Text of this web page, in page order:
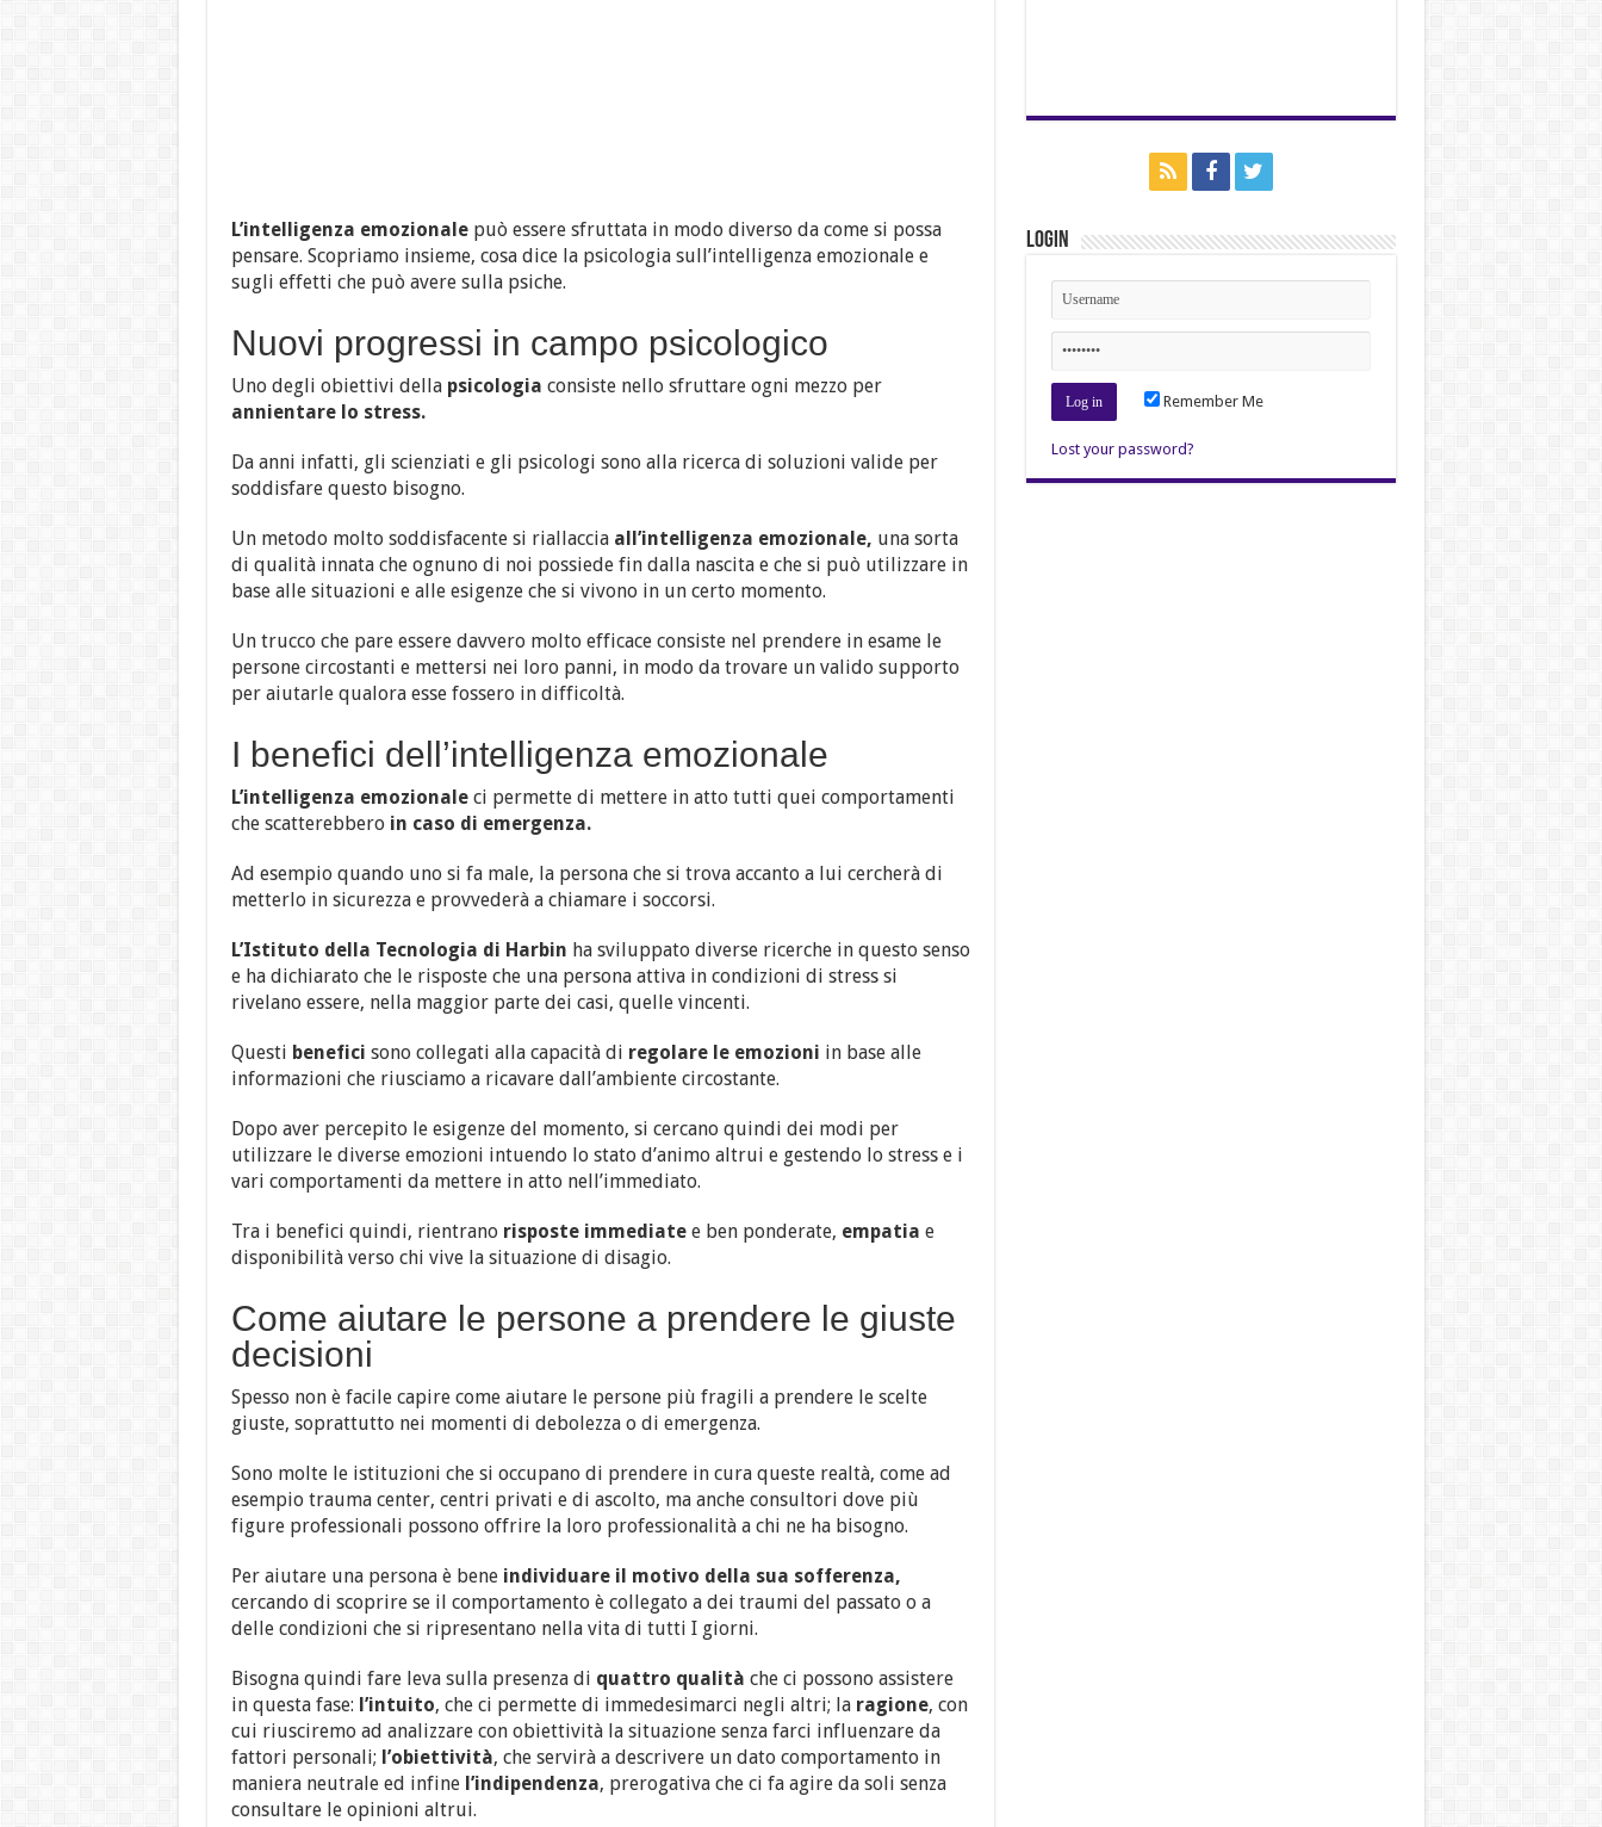
L’intelligenza emozionalepuò essere sfruttata in modo diverso da come si possa
pensare. Scopriamo insieme, cosa dice la psicologia sull’intelligenza emozionale e
sugli effetti che può avere sulla psiche.
Nuovi progressi in campo psicologico
Uno degli obiettivi della psicologia consiste nello sfruttare ogni mezzo per
annientare lo stress.
Da anni infatti, gli scienziati e gli psicologi sono alla ricerca di soluzioni valide per
soddisfare questo bisogno.
Un metodo molto soddisfacente si riallaccia all’intelligenza emozionale, una sorta
di qualità innata che ognuno di noi possiede fin dalla nascita e che si può utilizzare in
base alle situazioni e alle esigenze che si vivono in un certo momento.
Un trucco che pare essere davvero molto efficace consiste nel prendere in esame le
persone circostanti e mettersi nei loro panni, in modo da trovare un valido supporto
per aiutarle qualora esse fossero in difficoltà.
I benefici dell’intelligenza emozionale
L’intelligenza emozionaleci permette di mettere in atto tutti quei comportamenti
che scatterebbero in caso di emergenza.
Ad esempio quando uno si fa male, la persona che si trova accanto a lui cercherà di
metterlo in sicurezza e provvederà a chiamare i soccorsi.
L’Istituto della Tecnologia di Harbin ha sviluppato diverse ricerche in questo senso
e ha dichiarato che le risposte che una persona attiva in condizioni di stress si
rivelano essere, nella maggior parte dei casi, quelle vincenti.
Questi benefici sono collegati alla capacità di regolare le emozioni in base alle
informazioni che riusciamo a ricavare dall’ambiente circostante.
Dopo aver percepito le esigenze del momento, si cercano quindi dei modi per
utilizzare le diverse emozioni intuendo lo stato d’animo altrui e gestendo lo stress e i
vari comportamenti da mettere in atto nell’immediato.
Tra i benefici quindi, rientrano risposte immediatee ben ponderate, empatia e
disponibilità verso chi vive la situazione di disagio.
Come aiutare le persone a prendere le giuste
decisioni
Spesso non è facile capire come aiutare le persone più fragili a prendere le scelte
giuste, soprattutto nei momenti di debolezza o di emergenza.
Sono molte le istituzioni che si occupano di prendere in cura queste realtà, come ad
esempio trauma center, centri privati e di ascolto, ma anche consultori dove più
figure professionali possono offrire la loro professionalità a chi ne ha bisogno.
Per aiutare una persona è bene individuare il motivo della sua sofferenza,
cercando di scoprire se il comportamento è collegato a dei traumi del passato o a
delle condizioni che si ripresentano nella vita di tutti I giorni.
Bisogna quindi fare leva sulla presenza di quattro qualità che ci possono assistere
in questa fase: l’intuito, che ci permette di immedesimarci negli altri; la ragione, con
cui riusciremo ad analizzare con obiettività la situazione senza farci influenzare da
fattori personali; l’obiettività, che servirà a descrivere un dato comportamento in
maniera neutrale ed infine l’indipendenza, prerogativa che ci fa agire da soli senza
consultare le opinioni altrui.
Login
Remember Me
Lost your password?